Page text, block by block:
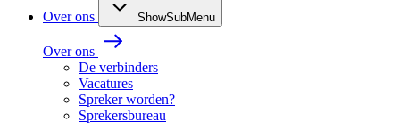
Over ons ShowSubMenu
Over ons
De verbinders
Vacatures
Spreker worden?
Sprekersbureau